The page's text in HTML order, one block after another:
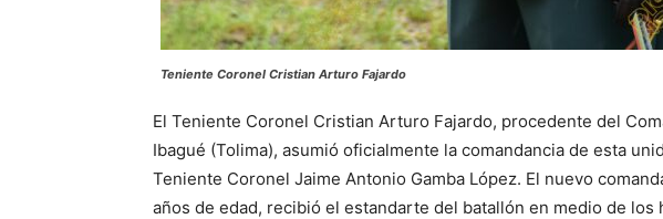
Teniente Coronel Cristian Arturo Fajardo
El Teniente Coronel Cristian Arturo Fajardo, procedente del
Ibagué (Tolima), asumió oficialmente la comandancia de esta
Teniente Coronel Jaime Antonio Gamba López. El nuevo
años de edad, recibió el estandarte del batallón en medio de